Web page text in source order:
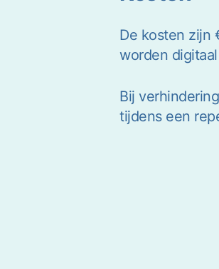
De kosten zijn
worden
Bij
tijdens een